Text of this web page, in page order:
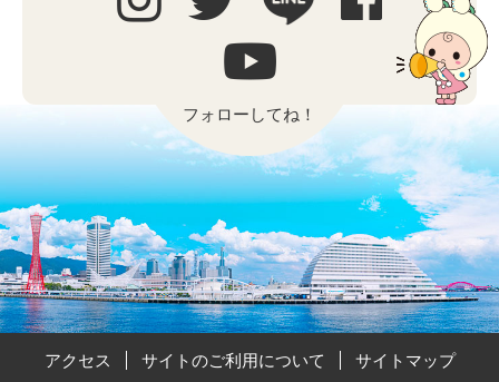
フォローしてね！
アクセス サイトのご利用について サイトマップ